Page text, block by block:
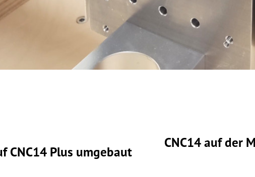
CNC14 Plus umgebaut
CNC14 auf der